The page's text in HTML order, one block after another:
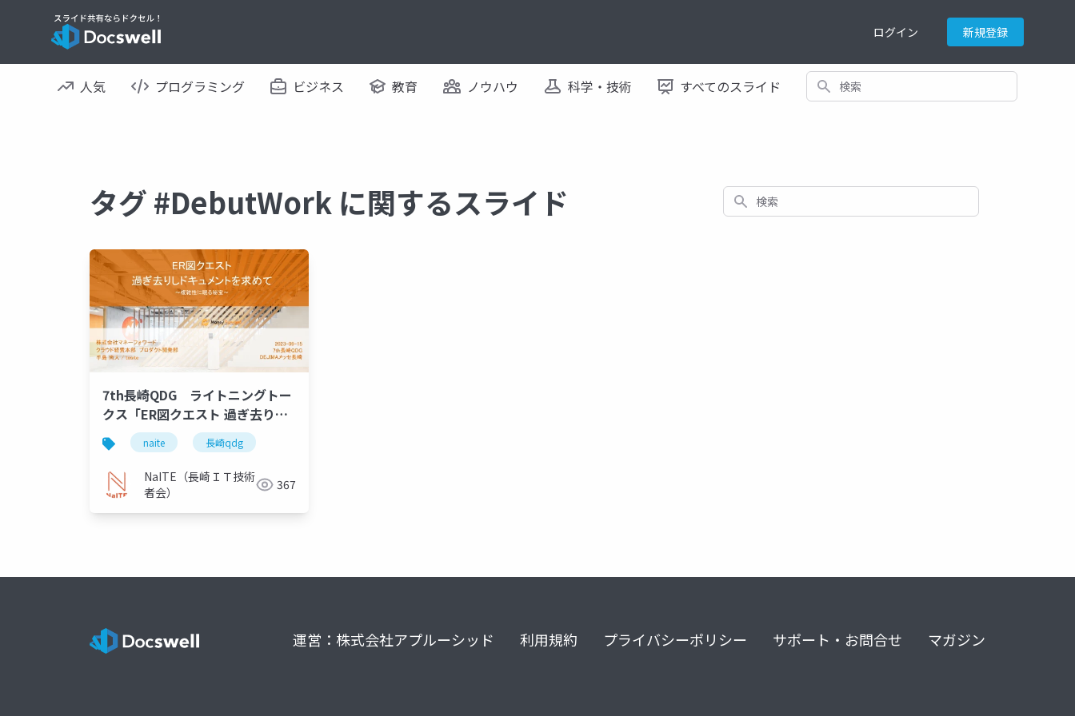
ログイン 新規登録
人気 プログラミング ビジネス 教育 ノウハウ 科学・技術 すべてのスライド 検索
タグ #DebutWork に関するスライド 検索
7th長崎QDG ライトニングトー
クス「ER図クエスト 過ぎ去りし
ドキュメントを求めて 〜複雑性
に眠る秘宝〜」
naite 長崎qdg
NaITE（長崎ＩＴ技術
者会）
367
運営：株式会社アプルーシッド 利用規約 プライバシーポリシー サポート・お問合せ マガジン